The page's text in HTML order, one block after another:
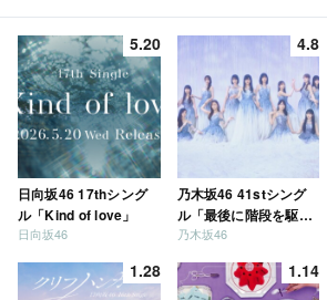
5.20
日向坂46 17thシング
ル「Kind of love」
日向坂46
4.8
乃木坂46 41stシング
ル「最後に階段を駆け
上がったのはいつ
乃木坂46
1.28 1.14